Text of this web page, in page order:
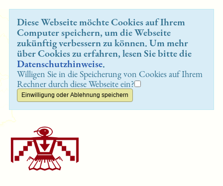
Diese Webseite möchte Cookies auf Ihrem
Computer speichern, um die Webseite
zukünftig verbessern zu können. Um mehr
über Cookies zu erfahren, lesen Sie bitte die
Datenschutzhinweise.
Willigen Sie in die Speicherung von Cookies auf Ihrem
Rechner durch diese Webseite ein?